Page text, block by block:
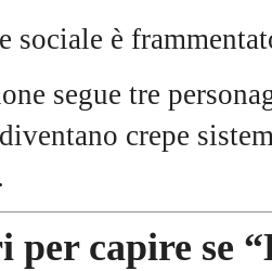
sociale è
segue tre
crepe
per capire se